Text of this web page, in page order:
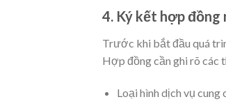
4. Ký kết hợp đồng
Trước khi bắt đầu quá
Hợp đồng cần ghi rõ các
Loại hình dịch vụ cung